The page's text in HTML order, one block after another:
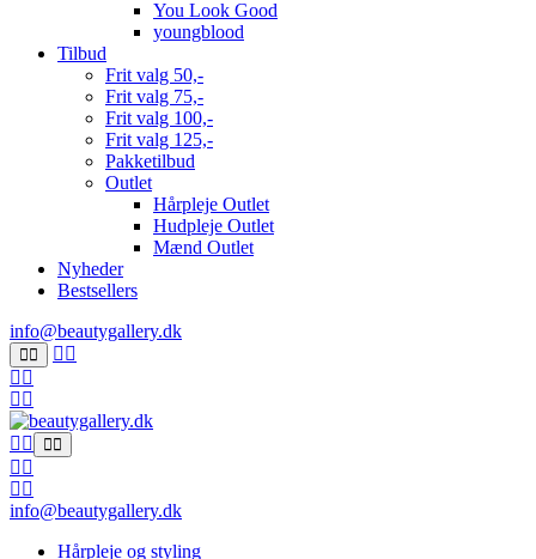
You Look Good
youngblood
Tilbud
Frit valg 50,-
Frit valg 75,-
Frit valg 100,-
Frit valg 125,-
Pakketilbud
Outlet
Hårpleje Outlet
Hudpleje Outlet
Mænd Outlet
Nyheder
Bestsellers
info@beautygallery.dk
info@beautygallery.dk
Hårpleje og styling